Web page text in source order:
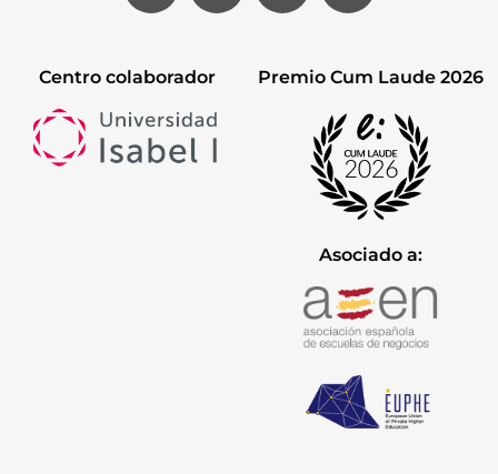
Centro colaborador Premio Cum Laude 2026
Asociado a: